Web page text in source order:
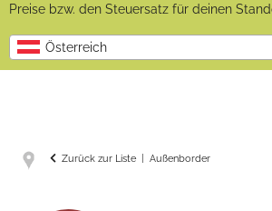
Preise bzw. den Steuersatz für deinen
Österreich
Zurück zur Liste Außenborder